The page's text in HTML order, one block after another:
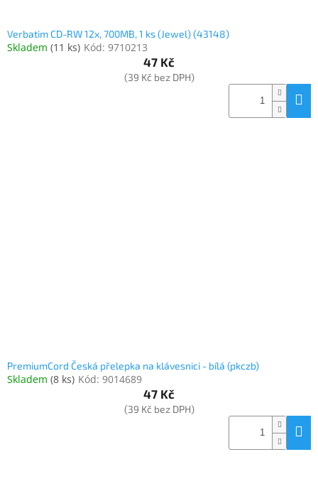
Verbatim CD-RW 12x, 700MB, 1 ks (Jewel) (43148)
Skladem (11 ks) Kód: 9710213
47 Kč
(39 Kč bez DPH)
PremiumCord Česká přelepka na klávesnici - bílá (pkczb)
Skladem (8 ks) Kód: 9014689
47 Kč
(39 Kč bez DPH)